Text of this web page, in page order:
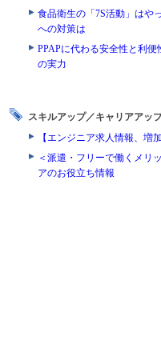
食品衛生の「7S活動」は
への対策は
PPAPに代わる安全性と利
の実力
スキルアップ／キャリアアッ
【エンジニア求人情報、増
＜派遣・フリーで働くメリ
アのお役立ち情報